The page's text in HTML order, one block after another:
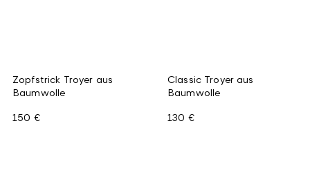
Zopfstrick Troyer aus
Baumwolle
150 €
Classic Troyer aus
Baumwolle
130 €